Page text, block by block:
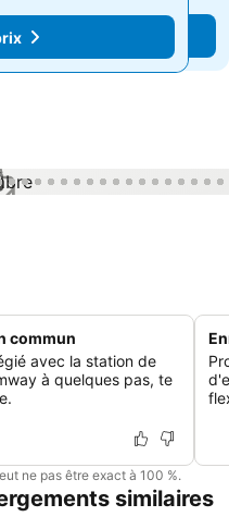
prix
commun
avec la station de
à quelques pas, te
ne pas être exact à 100 %.
similaires